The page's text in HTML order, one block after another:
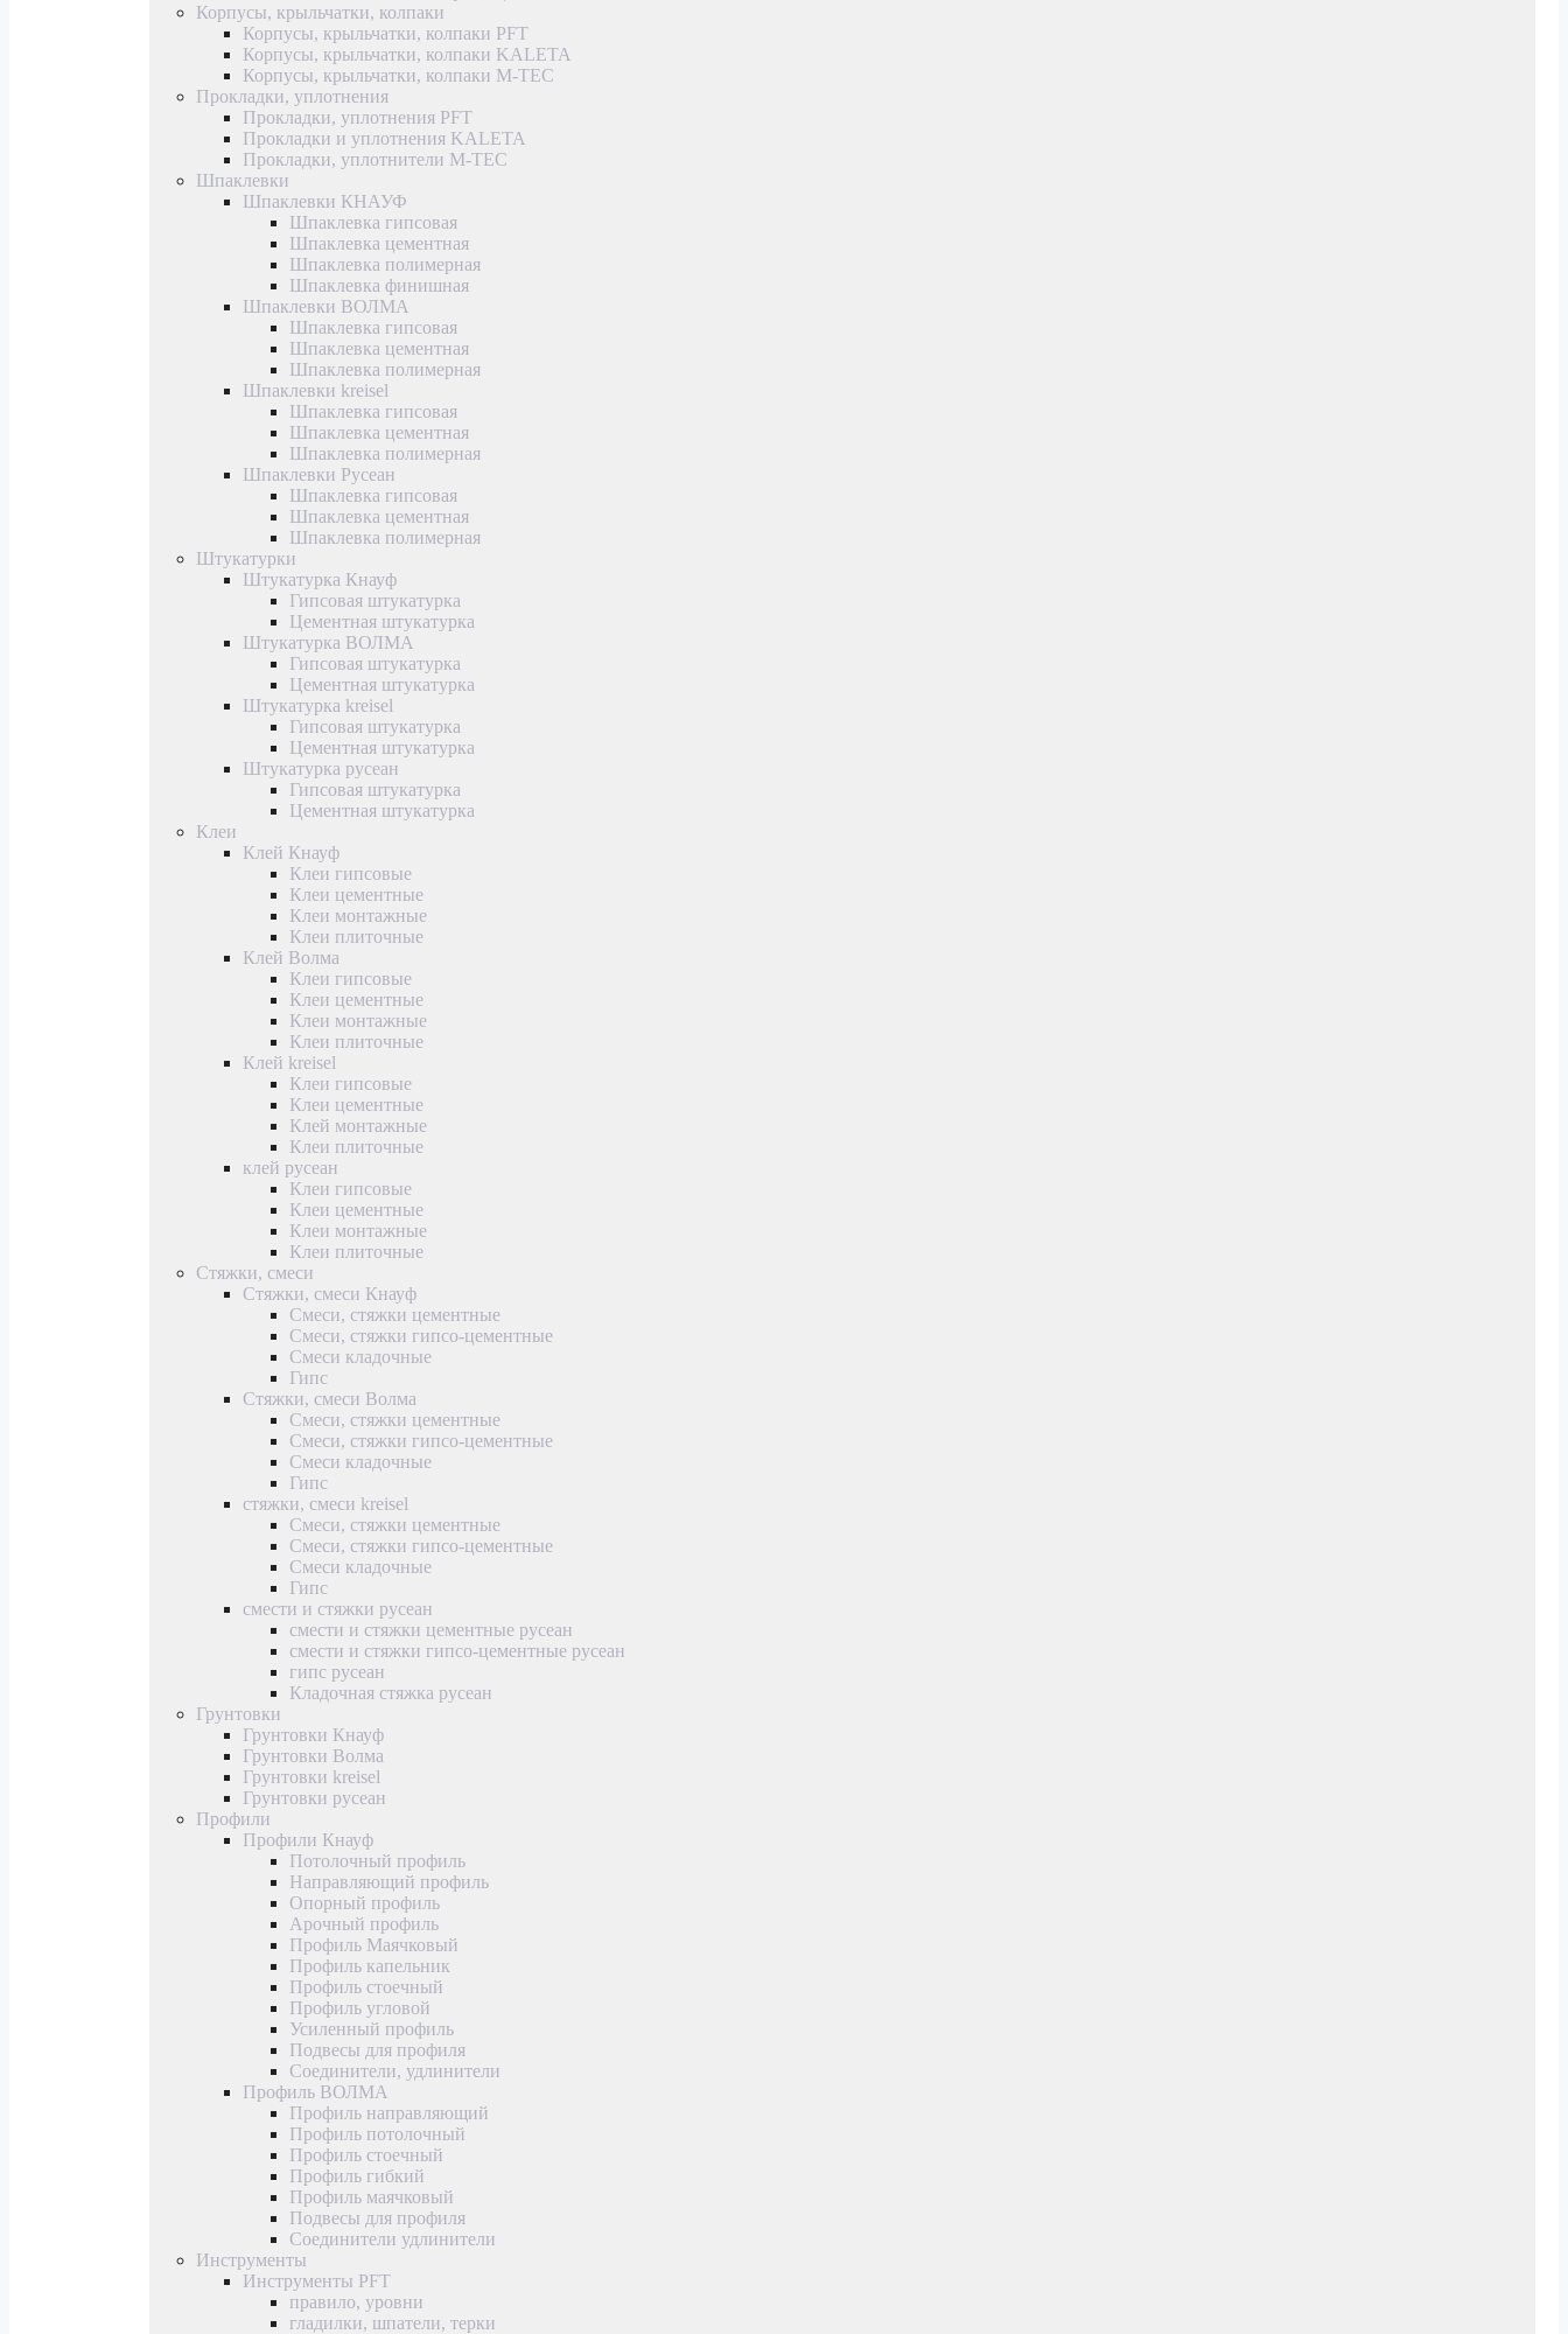
Корпусы, крыльчатки, колпаки
Корпусы, крыльчатки, колпаки PFT
Корпусы, крыльчатки, колпаки KALETA
Корпусы, крыльчатки, колпаки M-TEC
Прокладки, уплотнения
Прокладки, уплотнения PFT
Прокладки и уплотнения KALETA
Прокладки, уплотнители M-TEC
Шпаклевки
Шпаклевки КНАУФ
Шпаклевка гипсовая
Шпаклевка цементная
Шпаклевка полимерная
Шпаклевка финишная
Шпаклевки ВОЛМА
Шпаклевка гипсовая
Шпаклевка цементная
Шпаклевка полимерная
Шпаклевки kreisel
Шпаклевка гипсовая
Шпаклевка цементная
Шпаклевка полимерная
Шпаклевки Русеан
Шпаклевка гипсовая
Шпаклевка цементная
Шпаклевка полимерная
Штукатурки
Штукатурка Кнауф
Гипсовая штукатурка
Цементная штукатурка
Штукатурка ВОЛМА
Гипсовая штукатурка
Цементная штукатурка
Штукатурка kreisel
Гипсовая штукатурка
Цементная штукатурка
Штукатурка русеан
Гипсовая штукатурка
Цементная штукатурка
Клеи
Клей Кнауф
Клеи гипсовые
Клеи цементные
Клеи монтажные
Клеи плиточные
Клей Волма
Клеи гипсовые
Клеи цементные
Клеи монтажные
Клеи плиточные
Клей kreisel
Клеи гипсовые
Клеи цементные
Клей монтажные
Клеи плиточные
клей русеан
Клеи гипсовые
Клеи цементные
Клеи монтажные
Клеи плиточные
Стяжки, смеси
Стяжки, смеси Кнауф
Смеси, стяжки цементные
Смеси, стяжки гипсо-цементные
Смеси кладочные
Гипс
Стяжки, смеси Волма
Смеси, стяжки цементные
Смеси, стяжки гипсо-цементные
Смеси кладочные
Гипс
стяжки, смеси kreisel
Смеси, стяжки цементные
Смеси, стяжки гипсо-цементные
Смеси кладочные
Гипс
смести и стяжки русеан
смести и стяжки цементные русеан
смести и стяжки гипсо-цементные русеан
гипс русеан
Кладочная стяжка русеан
Грунтовки
Грунтовки Кнауф
Грунтовки Волма
Грунтовки kreisel
Грунтовки русеан
Профили
Профили Кнауф
Потолочный профиль
Направляющий профиль
Опорный профиль
Арочный профиль
Профиль Маячковый
Профиль капельник
Профиль стоечный
Профиль угловой
Усиленный профиль
Подвесы для профиля
Соединители, удлинители
Профиль ВОЛМА
Профиль направляющий
Профиль потолочный
Профиль стоечный
Профиль гибкий
Профиль маячковый
Подвесы для профиля
Соединители удлинители
Инструменты
Инструменты PFT
правило, уровни
гладилки, шпатели, терки